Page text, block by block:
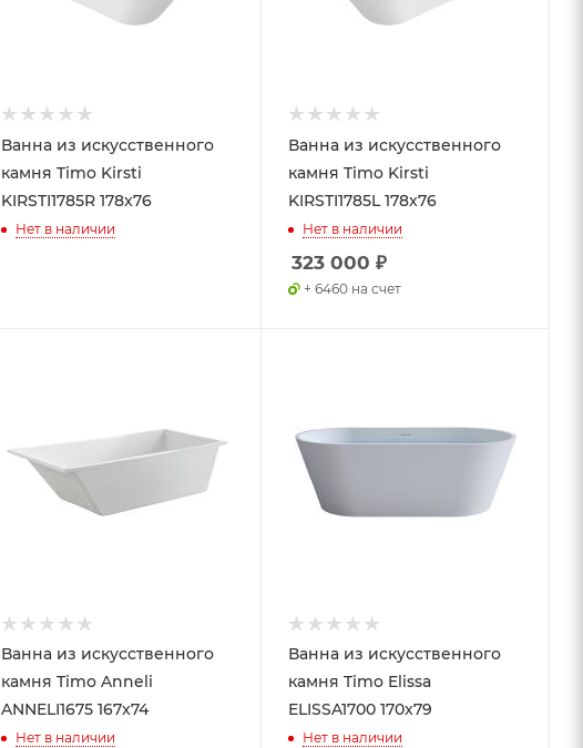
Ванна из искусственного
камня Timo Kirsti
KIRSTI1785R 178x76
Нет в наличии
Ванна из искусственного
камня Timo Kirsti
KIRSTI1785L 178x76
Нет в наличии
323 000 ₽
+ 6460 на счет
Ванна из искусственного
камня Timo Anneli
ANNELI1675 167x74
Нет в наличии
Ванна из искусственного
камня Timo Elissa
ELISSA1700 170x79
Нет в наличии